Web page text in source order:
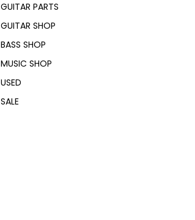
GUITAR PARTS
GUITAR SHOP
BASS SHOP
MUSIC SHOP
USED
SALE